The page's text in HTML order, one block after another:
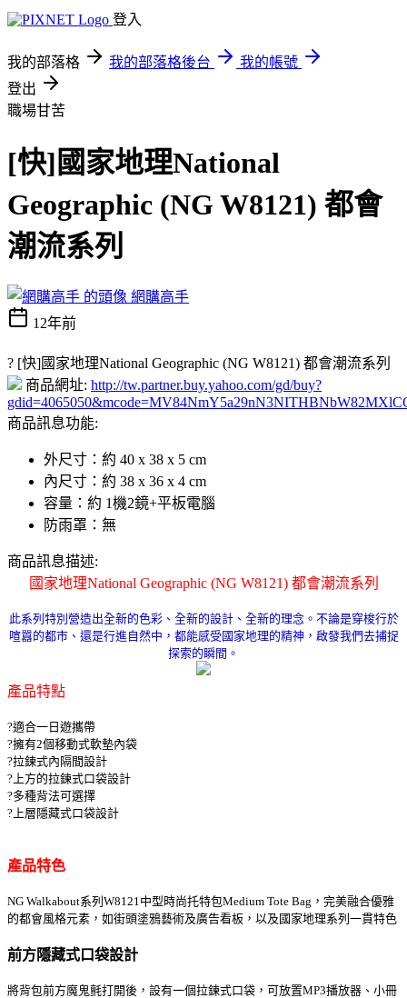
登入
我的部落格 我的部落格後台
我的帳號
登出
職場甘苦
[快]國家地理National
Geographic (NG W8121) 都會
潮流系列
網購高手
12年前
? [快]國家地理National Geographic (NG W8121) 都會潮流系列
商品網址: http://tw.partner.buy.yahoo.com/gd/buy?
商品訊息功能:
外尺寸：約 40 x 38 x 5 cm
內尺寸：約 38 x 36 x 4 cm
容量：約 1機2鏡+平板電腦
防雨罩：無
商品訊息描述:
國家地理National Geographic (NG W8121) 都會潮流系列
此系列特別營造出全新的色彩、全新的設計、全新的理念。不論是穿梭行於
喧囂的都市、還是行進自然中，都能感受國家地理的精神，啟發我們去捕捉
探索的瞬間。
產品特點
?適合一日遊攜帶
?擁有2個移動式軟墊內袋
?拉鍊式內隔間設計
?上方的拉鍊式口袋設計
?多種背法可選擇
?上層隱藏式口袋設計
產品特色
NG Walkabout系列W8121中型時尚托特包Medium Tote Bag，完美融合優雅
的都會風格元素，如街頭塗鴉藝術及廣告看板，以及國家地理系列一貫特色
前方隱藏式口袋設計
將背包前方魔鬼氈打開後，設有一個拉鍊式口袋，可放置MP3播放器、小冊